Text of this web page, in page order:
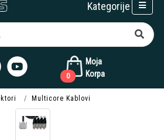
Moja
Korpa
0
Kategorije
Multicore Kablovi